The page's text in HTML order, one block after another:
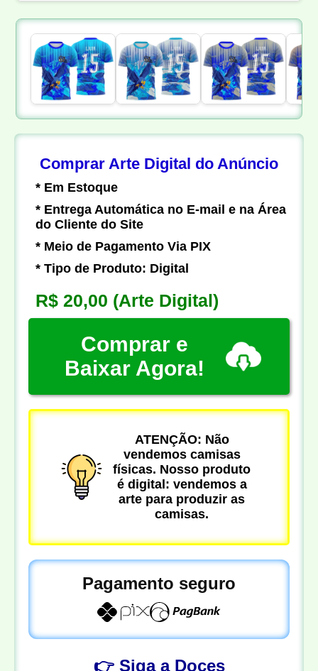
Comprar Arte Digital do Anúncio
* Em Estoque
* Entrega Automática no E-mail e na Área
do Cliente do Site
* Meio de Pagamento Via PIX
* Tipo de Produto: Digital
R$ 20,00 (Arte Digital)
Comprar e
Baixar Agora!
ATENÇÃO: Não
vendemos camisas
físicas. Nosso produto
é digital: vendemos a
arte para produzir as
camisas.
Pagamento seguro
👉 Siga a Doces